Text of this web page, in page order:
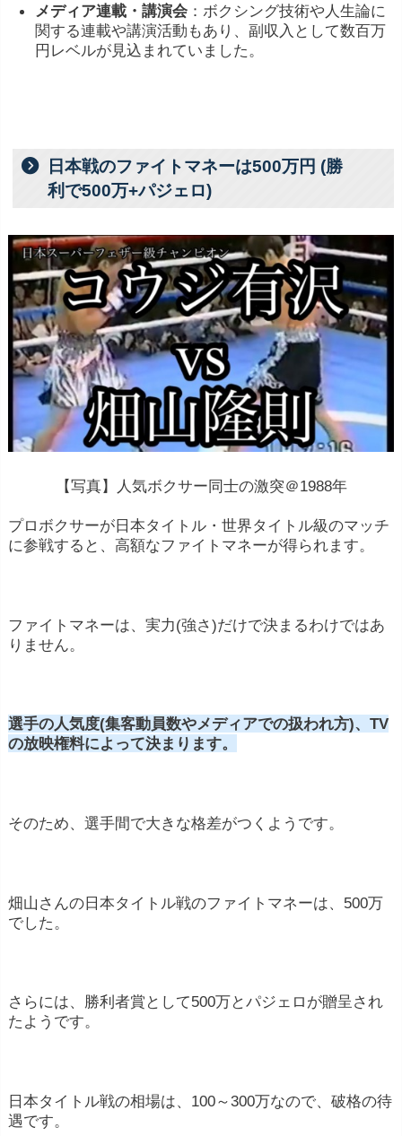
メディア連載・ 講演会 ： ボクシング技術や 人生論に
関する連載や講演活動 もあり、 副収入 として数百万
円 レベルが見込 まれてい ま した。
日本戦のファイトマネーは500万円 (勝
利で500万+パジェロ)
【写真】人気ボクサー同士の激突＠1988年
プロボクサーが日本タイトル・世界タイトル級のマッチ
に参戦すると、高額なファイトマネーが得られます。
ファイトマネーは、実力(強さ)だけで決まるわけではあ
りません。
選手の人気度(集客動員数やメディアでの扱われ方)、TV
の放映権料によって決まります。
そのため、選手間で大きな格差がつくようです。
畑山さんの日本タイトル戦のファイトマネーは、500万
でした。
さらには、勝利者賞として500万とパジェロが贈呈され
たようです。
日本タイトル戦の相場は、100～300万なので、破格の待
遇です。